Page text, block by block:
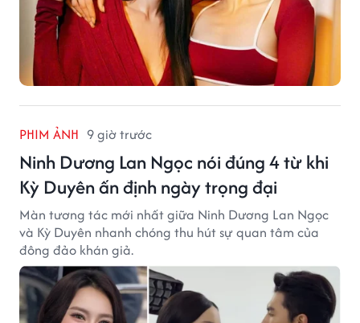
PHIM ẢNH 9 giờ trước
Ninh Dương Lan Ngọc nói đúng 4 từ khi
Kỳ Duyên ấn định ngày trọng đại
Màn tương tác mới nhất giữa Ninh Dương Lan Ngọc
và Kỳ Duyên nhanh chóng thu hút sự quan tâm của
đông đảo khán giả.